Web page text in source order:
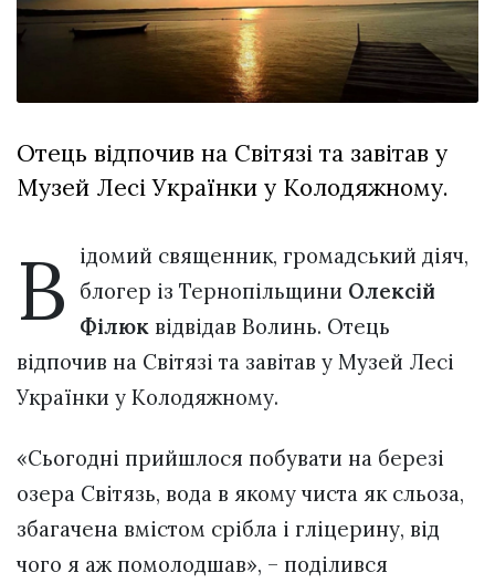
залишив у
Луцьку
27 Липня 2026
767 переглядів
Всі розділи
Персона
Лайф
ZONE 18+
Контакти
Політика конфіденційності
Отець відпочив на Світязі та завітав у
Музей Лесі Українки у Колодяжному.
В
ідомий священник, громадський діяч,
блогер із Тернопільщини Олексій
Філюк відвідав Волинь. Отець
відпочив на Світязі та завітав у Музей Лесі
Українки у Колодяжному.
«Сьогодні прийшлося побувати на березі
озера Світязь, вода в якому чиста як сльоза,
збагачена вмістом срібла і гліцерину, від
чого я аж помолодшав», – поділився